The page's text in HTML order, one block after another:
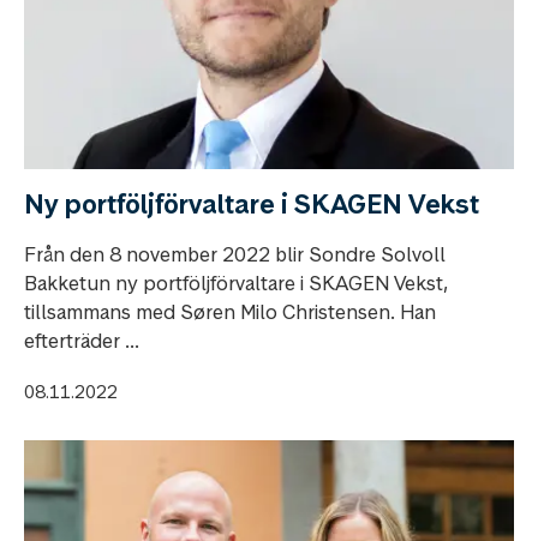
Ny portföljförvaltare i SKAGEN Vekst
Från den 8 november 2022 blir Sondre Solvoll
Bakketun ny portföljförvaltare i SKAGEN Vekst,
tillsammans med Søren Milo Christensen. Han
efterträder ...
08.11.2022